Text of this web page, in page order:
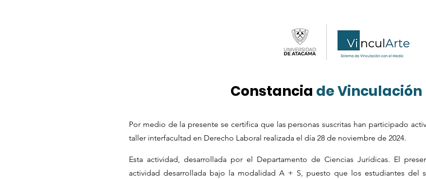
Constancia de Vinculación
Por medio de la presente se certifica que las personas suscritas han participado
taller interfacultad en Derecho Laboral realizada el día 28 de noviembre de 2024.
Esta actividad, desarrollada por el Departamento de Ciencias Jurídicas. El
actividad desarrollada bajo la modalidad A + S, puesto que los estudiantes del